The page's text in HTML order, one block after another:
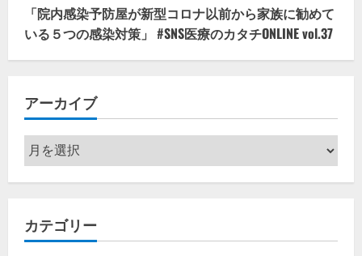
「院内感染予防屋が新型コロナ以前から家族に勧めて
いる５つの感染対策」 #SNS医療のカタチONLINE vol.37
アーカイブ
ア
ー
カ
ブ
カテゴリー